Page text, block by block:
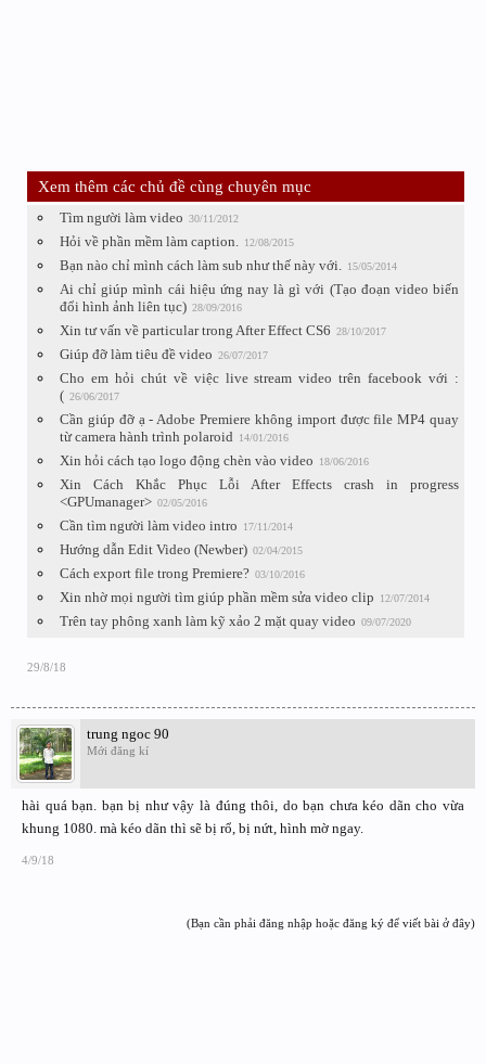
Xem thêm các chủ đề cùng chuyên mục
Tìm người làm video 30/11/2012
Hỏi về phần mềm làm caption. 12/08/2015
Bạn nào chỉ mình cách làm sub như thế này với. 15/05/2014
Ai chỉ giúp mình cái hiệu ứng nay là gì với (Tạo đoạn video biến
đổi hình ảnh liên tục) 28/09/2016
Xin tư vấn về particular trong After Effect CS6 28/10/2017
Giúp đỡ làm tiêu đề video 26/07/2017
Cho em hỏi chút về việc live stream video trên facebook với :
( 26/06/2017
Cần giúp đỡ ạ - Adobe Premiere không import được file MP4 quay
từ camera hành trình polaroid
14/01/2016
Xin hỏi cách tạo logo động chèn vào video 18/06/2016
Xin Cách Khắc Phục Lỗi After Effects crash in progress
<GPUmanager> 02/05/2016
Cần tìm người làm video intro 17/11/2014
Hướng dẫn Edit Video (Newber) 02/04/2015
Cách export file trong Premiere? 03/10/2016
Xin nhờ mọi người tìm giúp phần mềm sửa video clip 12/07/2014
Trên tay phông xanh làm kỹ xảo 2 mặt quay video 09/07/2020
29/8/18
trung ngoc 90
Mới đăng kí
hài quá bạn. bạn bị như vậy là đúng thôi, do bạn chưa kéo dãn cho vừa
khung 1080. mà kéo dãn thì sẽ bị rổ, bị nứt, hình mờ ngay.
4/9/18
(Bạn cần phải đăng nhập hoặc đăng ký để viết bài ở đây)